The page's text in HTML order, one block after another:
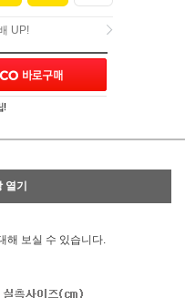
UP!
UP!
!
열기
해 보실 수 있습니다.